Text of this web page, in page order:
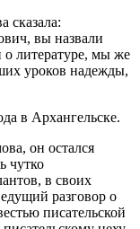
сказала:
вы назвали
о литературе, мы же
уроков надежды,
в Архангельске.
он остался
чутко
в своих
разговор о
писательской